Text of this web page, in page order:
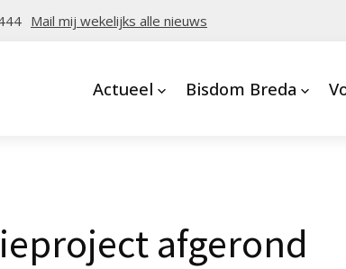
Mail mij wekelijks alle nieuws
Actueel Bisdom Breda
afgerond